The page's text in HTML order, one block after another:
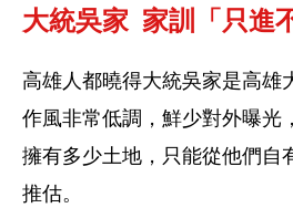
大統吳家  家訓「只進
高雄人都曉得大統吳家是高雄
作風非常低調，鮮少對外曝光
擁有多少土地，只能從他們自
推估。